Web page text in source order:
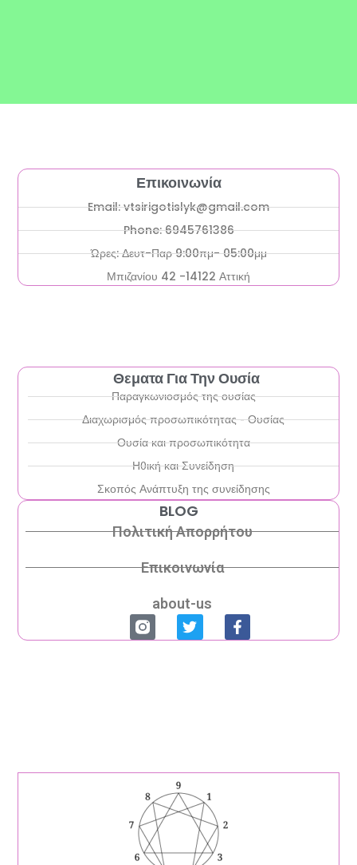
Θεματα Για Την Ουσία
Παραγκωνιοσμός της ουσίας
Διαχωρισμός προσωπικότητας - Ουσίας
Ουσία και προσωπικότητα
Ηθική και Συνείδηση
Σκοπός Ανάπτυξη της συνείδησης
BLOG
Πολιτική Απορρήτου
Επικοινωνία
about-us
Επικοινωνία
Email: vtsirigotislyk@gmail.com
Phone: 6945761386
Ώρες: Δευτ-Παρ 9:00πμ- 05:00μμ
Μπιζανίου 42 -14122 Αττική